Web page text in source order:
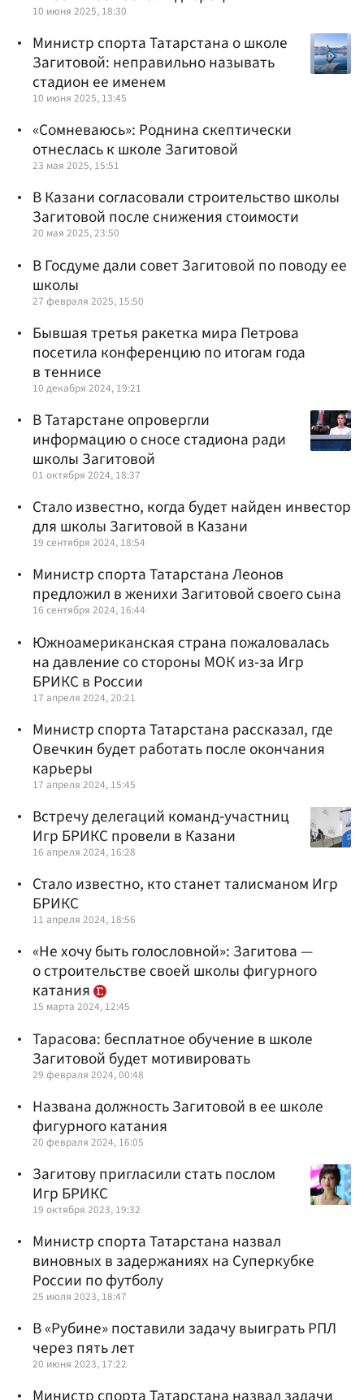
10 июня 2025, 18:30
Министр спорта Татарстана о школе
Загитовой: неправильно называть
стадион ее именем
10 июня 2025, 13:45
«Сомневаюсь»: Роднина скептически
отнеслась к школе Загитовой
23 мая 2025, 15:51
В Казани согласовали строительство школы
Загитовой после снижения стоимости
20 мая 2025, 23:50
В Госдуме дали совет Загитовой по поводу ее
школы
27 февраля 2025, 15:50
Бывшая третья ракетка мира Петрова
посетила конференцию по итогам года
в теннисе
10 декабря 2024, 19:21
В Татарстане опровергли
информацию о сносе стадиона ради
школы Загитовой
01 октября 2024, 18:37
Стало известно, когда будет найден инвестор
для школы Загитовой в Казани
19 сентября 2024, 18:54
Министр спорта Татарстана Леонов
предложил в женихи Загитовой своего сына
16 сентября 2024, 16:44
Южноамериканская страна пожаловалась
на давление со стороны МОК из-за Игр
БРИКС в России
17 апреля 2024, 20:21
Министр спорта Татарстана рассказал, где
Овечкин будет работать после окончания
карьеры
17 апреля 2024, 15:45
Встречу делегаций команд‑участниц
Игр БРИКС провели в Казани
16 апреля 2024, 16:28
Стало известно, кто станет талисманом Игр
БРИКС
11 апреля 2024, 18:56
«Не хочу быть голословной»: Загитова —
о строительстве своей школы фигурного
катания
15 марта 2024, 12:45
Тарасова: бесплатное обучение в школе
Загитовой будет мотивировать
29 февраля 2024, 00:48
Названа должность Загитовой в ее школе
фигурного катания
20 февраля 2024, 16:05
Загитову пригласили стать послом
Игр БРИКС
19 октября 2023, 19:32
Министр спорта Татарстана назвал
виновных в задержаниях на Суперкубке
России по футболу
25 июля 2023, 18:47
В «Рубине» поставили задачу выиграть РПЛ
через пять лет
20 июня 2023, 17:22